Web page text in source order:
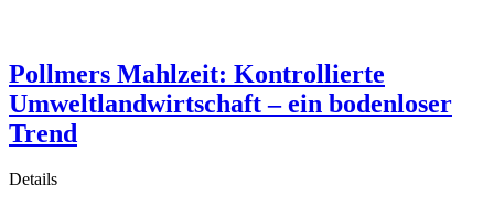
Pollmers Mahlzeit: Kontrollierte
Umweltlandwirtschaft – ein bodenloser
Trend
Details